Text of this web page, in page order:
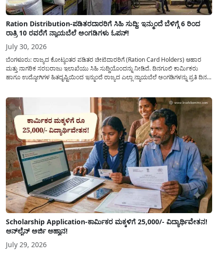
Ration Distribution-ಪಡಿತರದಾರರಿಗೆ ಸಿಹಿ ಸುದ್ದಿ: ಇನ್ಮುಂದೆ ಬೆಳಿಗ್ಗೆ 6 ರಿಂದ
ರಾತ್ರಿ 10 ರವರೆಗೆ ನ್ಯಾಯಬೆಲೆ ಅಂಗಡಿಗಳು ಓಪನ್!
July 30, 2026
ಬೆಂಗಳೂರು: ರಾಜ್ಯದ ಕೋಟ್ಯಂತರ ಪಡಿತರ ಚೀಟಿದಾರರಿಗೆ (Ration Card Holders) ಆಹಾರ
ಮತ್ತು ನಾಗರಿಕ ಸರಬರಾಜು ಇಲಾಖೆಯು ಸಿಹಿ ಸುದ್ದಿಯೊಂದನ್ನು ನೀಡಿದೆ. ದಿನಗೂಲಿ ಕಾರ್ಮಿಕರು
ಹಾಗೂ ಉದ್ಯೋಗಿಗಳ ಹಿತದೃಷ್ಟಿಯಿಂದ ಇನ್ಮುಂದೆ ರಾಜ್ಯದ ಎಲ್ಲಾ ನ್ಯಾಯಬೆಲೆ ಅಂಗಡಿಗಳನ್ನು ಪ್ರತಿ ದಿನ
Scholarship Application-ಕಾರ್ಮಿಕರ ಮಕ್ಕಳಿಗೆ 25,000/- ವಿದ್ಯಾರ್ಥಿವೇತನ!
ಆನ್‍ಲೈನ್ ಅರ್ಜಿ ಆಹ್ವಾನ!
July 29, 2026